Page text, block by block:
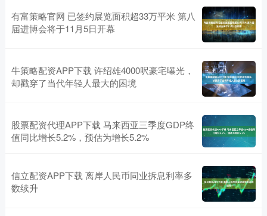
有富策略官网 已签约展览面积超33万平米 第八
届进博会将于11月5日开幕
牛策略配资APP下载 许绍雄4000呎豪宅曝光，
却戳穿了当代年轻人最大的困境
股票配资代理APP下载 马来西亚三季度GDP终
值同比增长5.2%，预估为增长5.2%
信立配资APP下载 离岸人民币同业拆息利率多
数续升